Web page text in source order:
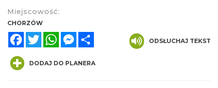
Miejscowość:
CHORZÓW
FacebookTwitterWhatsAppMessenger
ODSŁUCHAJ TEKST
DODAJ DO PLANERA